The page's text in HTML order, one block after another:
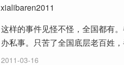
xialibaren2011
这样的事件见怪不怪，全国都有
办私事。只苦了全国底层老百姓
2011-03-16